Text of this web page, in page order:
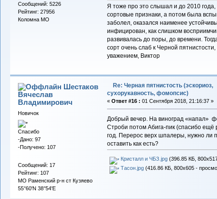
Сообщений: 5226
Рейтинг: 27956
Коломна МО
Я тоже про это слышал и до 2010
сортовые признаки, а потом была
заболел, оказался наименее
инфицирован, как слишком
развивалась до поры, до времени.
сорт очень слаб к Черной
уважением, Виктор
Шестаков
Вячеслав
Владимирович
Новичок
Спасибо
-Дано: 97
-Получено: 107
Сообщений: 17
Рейтинг: 107
МО Раменский р-н ст Кузяево
55°60'N 38°54'E
Re: Черная пятнистость (эскориоз,
сухорукавность, фомопсис)
« Ответ #16 : 01 Сентября 2018, 21:16:37 »
Добрый вечер. На виноград «напал»
Строби потом Абига-пик (спасибо ещё
год. Перерос верх шпалеры, нужно ли
оставить как есть?
Кристалл и ЧБЗ.jpg(396.85 КБ,
Тасон.jpg(416.86 КБ, 800x605 -